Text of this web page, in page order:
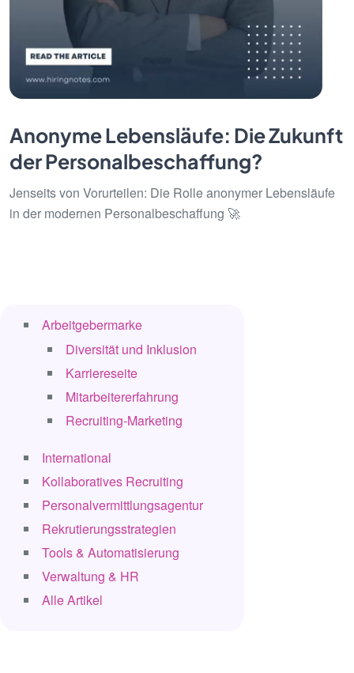
Arbeitgebermarke
Diversität und Inklusion
Karriereseite
Mitarbeitererfahrung
Recruiting-Marketing
International
Kollaboratives Recruiting
Personalvermittlungsagentur
Rekrutierungsstrategien
Tools & Automatisierung
Verwaltung & HR
Alle Artikel
Anonyme Lebensläufe: Die Zukunft
der Personalbeschaffung?
Jenseits von Vorurteilen: Die Rolle anonymer Lebensläufe
in der modernen Personalbeschaffung 🚀